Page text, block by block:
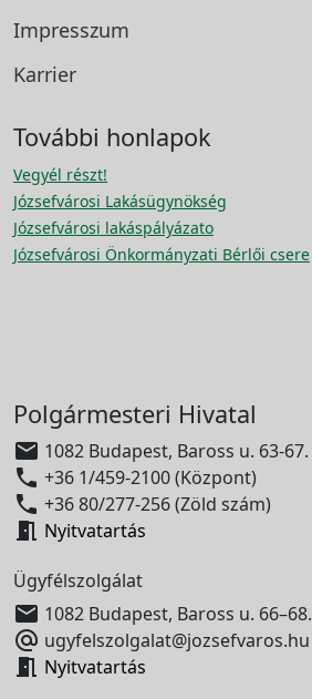
Impresszum
Karrier
További honlapok
Vegyél részt!
Józsefvárosi Lakásügynökség
Józsefvárosi lakáspályázato
Józsefvárosi Önkormányzati Bérlői csere
Polgármesteri Hivatal
 1082 Budapest, Baross u. 63-67.
 +36 1/459-2100 (Központ)
 +36 80/277-256 (Zöld szám)
 Nyitvatartás
Ügyfélszolgálat
 1082 Budapest, Baross u. 66–68.
 ugyfelszolgalat@jozsefvaros.hu
 Nyitvatartás